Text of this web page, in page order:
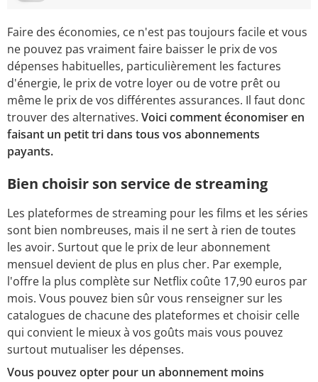
Faire des économies, ce n'est pas toujours facile et vous
ne pouvez pas vraiment faire baisser le prix de vos
dépenses habituelles, particulièrement les factures
d'énergie, le prix de votre loyer ou de votre prêt ou
même le prix de vos différentes assurances. Il faut donc
trouver des alternatives. Voici comment économiser en
faisant un petit tri dans tous vos abonnements
payants.
Bien choisir son service de streaming
Les plateformes de streaming pour les films et les séries
sont bien nombreuses, mais il ne sert à rien de toutes
les avoir. Surtout que le prix de leur abonnement
mensuel devient de plus en plus cher. Par exemple,
l'offre la plus complète sur Netflix coûte 17,90 euros par
mois. Vous pouvez bien sûr vous renseigner sur les
catalogues de chacune des plateformes et choisir celle
qui convient le mieux à vos goûts mais vous pouvez
surtout mutualiser les dépenses.
Vous pouvez opter pour un abonnement moins